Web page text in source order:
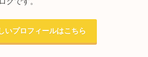
いプロフィールはこちら